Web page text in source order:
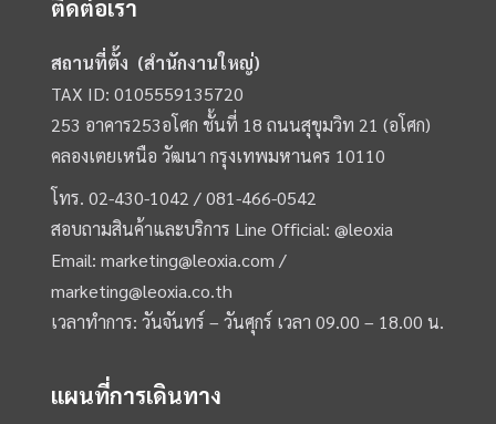
ติดต่อเรา
สถานที่ตั้ง (สำนักงานใหญ่)
TAX ID: 0105559135720
253 อาคาร253อโศก ชั้นที่ 18 ถนนสุขุมวิท 21 (อโศก)
คลองเตยเหนือ วัฒนา กรุงเทพมหานคร 10110
โทร.02-430-1042 /081-466-0542
สอบถามสินค้าและบริการ Line Official:@leoxia
Email:marketing@leoxia.com /
marketing@leoxia.co.th
เวลาทำการ: วันจันทร์ – วันศุกร์ เวลา 09.00 – 18.00 น.
แผนที่การเดินทาง